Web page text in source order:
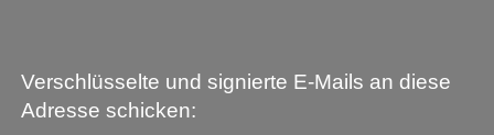
Verschlüsselte und signierte E-Mails an diese
Adresse schicken: